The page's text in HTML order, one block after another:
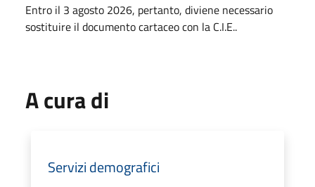
Entro il 3 agosto 2026, pertanto, diviene necessario
sostituire il documento cartaceo con la C.I.E..
A cura di
Servizi demografici